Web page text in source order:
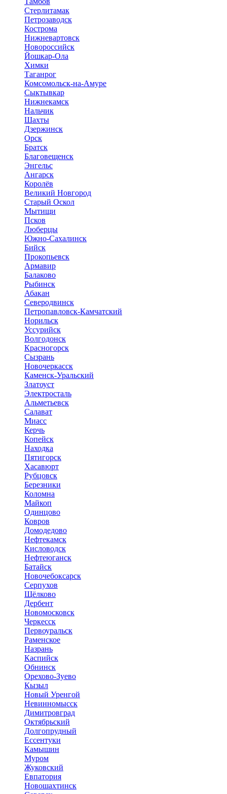
Стерлитамак
Петрозаводск
Кострома
Нижневартовск
Новороссийск
Йошкар-Ола
Химки
Таганрог
Комсомольск-на-Амуре
Сыктывкар
Нижнекамск
Нальчик
Шахты
Дзержинск
Орск
Братск
Благовещенск
Энгельс
Ангарск
Королёв
Великий Новгород
Старый Оскол
Мытищи
Псков
Люберцы
Южно-Сахалинск
Бийск
Прокопьевск
Армавир
Балаково
Рыбинск
Абакан
Северодвинск
Петропавловск-Камчатский
Норильск
Уссурийск
Волгодонск
Красногорск
Сызрань
Новочеркасск
Каменск-Уральский
Златоуст
Электросталь
Альметьевск
Салават
Миасс
Керчь
Копейск
Находка
Пятигорск
Хасавюрт
Рубцовск
Березники
Коломна
Майкоп
Одинцово
Ковров
Домодедово
Нефтекамск
Кисловодск
Нефтеюганск
Батайск
Новочебоксарск
Серпухов
Щёлково
Дербент
Новомосковск
Черкесск
Первоуральск
Раменское
Назрань
Каспийск
Обнинск
Орехово-Зуево
Кызыл
Новый Уренгой
Невинномысск
Димитровград
Октябрьский
Долгопрудный
Ессентуки
Камышин
Муром
Жуковский
Евпатория
Новошахтинск